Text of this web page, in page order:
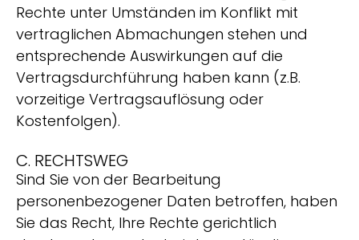
Rechte unter Umständen im Konflikt mit
vertraglichen Abmachungen stehen und
entsprechende Auswirkungen auf die
Vertragsdurchführung haben kann (z.B.
vorzeitige Vertragsauflösung oder
Kostenfolgen).
C. RECHTSWEG
Sind Sie von der Bearbeitung
personenbezogener Daten betroffen, haben
Sie das Recht, Ihre Rechte gerichtlich